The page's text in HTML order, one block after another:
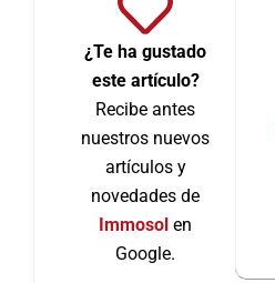
¿Te ha gustado
este artículo?
Recibe antes
nuestros nuevos
artículos y
novedades de
Immosol en
Google.